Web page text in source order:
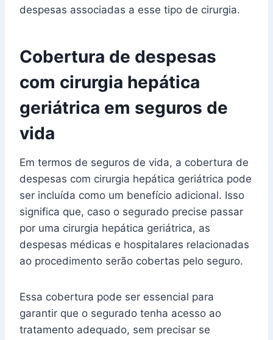
despesas associadas a esse tipo de cirurgia.
Cobertura de despesas
com cirurgia hepática
geriátrica em seguros de
vida
Em termos de seguros de vida, a cobertura de
despesas com cirurgia hepática geriátrica pode
ser incluída como um benefício adicional. Isso
significa que, caso o segurado precise passar
por uma cirurgia hepática geriátrica, as
despesas médicas e hospitalares relacionadas
ao procedimento serão cobertas pelo seguro.
Essa cobertura pode ser essencial para
garantir que o segurado tenha acesso ao
tratamento adequado, sem precisar se